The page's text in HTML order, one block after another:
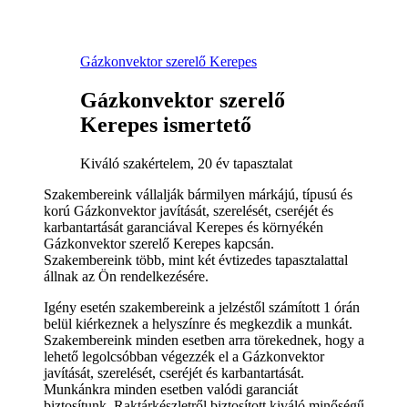
Gázkonvektor szerelő Kerepes
Gázkonvektor szerelő
Kerepes ismertető
Kiváló szakértelem, 20 év tapasztalat
Szakembereink vállalják bármilyen márkájú, típusú és
korú Gázkonvektor javítását, szerelését, cseréjét és
karbantartását garanciával Kerepes és környékén
Gázkonvektor szerelő Kerepes kapcsán.
Szakembereink több, mint két évtizedes tapasztalattal
állnak az Ön rendelkezésére.
Igény esetén szakembereink a jelzéstől számított 1 órán
belül kiérkeznek a helyszínre és megkezdik a munkát.
Szakembereink minden esetben arra törekednek, hogy a
lehető legolcsóbban végezzék el a Gázkonvektor
javítását, szerelését, cseréjét és karbantartását.
Munkánkra minden esetben valódi garanciát